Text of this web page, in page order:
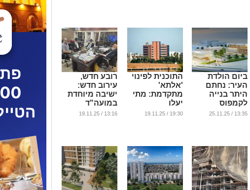
ביום הולדת
העיר: נחתם
היתר בנייה
לקמפוס
האקדמי
13:35 / 25.11.25
התוכנית לפינוי
'אלתא'
מתקדמת: מתי
יעלו
הטרקטורים על
19:30 / 19.11.25
רובע חדש,
עירוב חדש:
ישיבה מיוחדת
במועה"ד
לקראת איכלוס
13:16 / 19.11.25